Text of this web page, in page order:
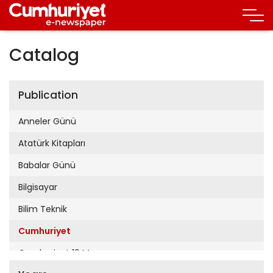
Catalog
Publication
Anneler Günü
Atatürk Kitapları
Babalar Günü
Bilgisayar
Bilim Teknik
Cumhuriyet
Cumhuriyet 19 Mayıs